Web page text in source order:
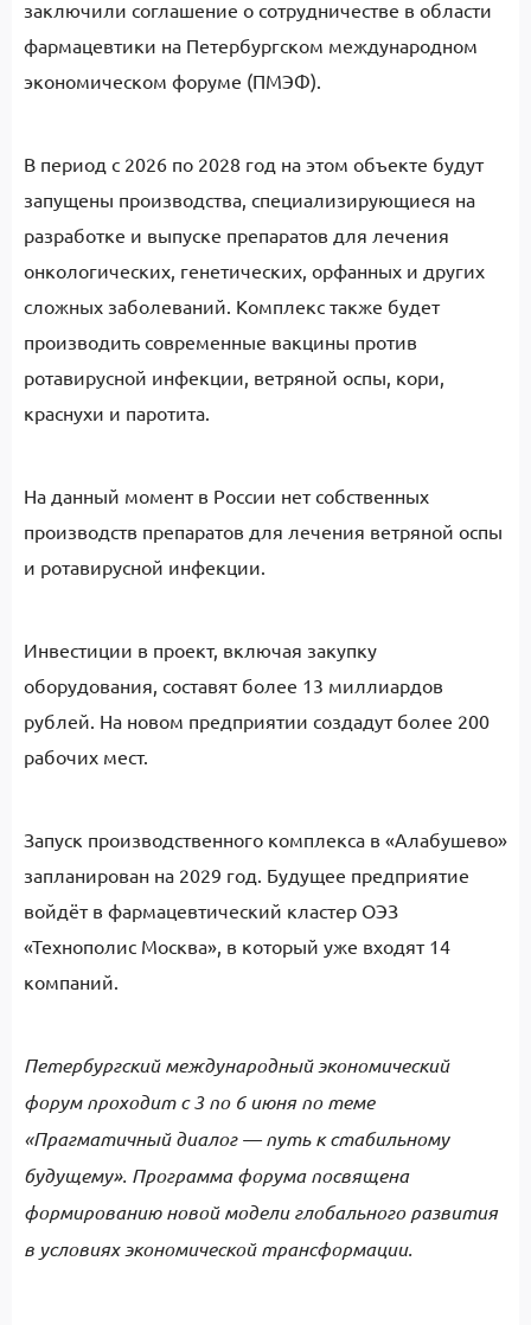
заключили соглашение о сотрудничестве в области
фармацевтики на Петербургском международном
экономическом форуме (ПМЭФ).
В период с 2026 по 2028 год на этом объекте будут
запущены производства, специализирующиеся на
разработке и выпуске препаратов для лечения
онкологических, генетических, орфанных и других
сложных заболеваний. Комплекс также будет
производить современные вакцины против
ротавирусной инфекции, ветряной оспы, кори,
краснухи и паротита.
На данный момент в России нет собственных
производств препаратов для лечения ветряной оспы
и ротавирусной инфекции.
Инвестиции в проект, включая закупку
оборудования, составят более 13 миллиардов
рублей. На новом предприятии создадут более 200
рабочих мест.
Запуск производственного комплекса в «Алабушево»
запланирован на 2029 год. Будущее предприятие
войдёт в фармацевтический кластер ОЭЗ
«Технополис Москва», в который уже входят 14
компаний.
Петербургский международный экономический
форум проходит с 3 по 6 июня по теме
«Прагматичный диалог — путь к стабильному
будущему». Программа форума посвящена
формированию новой модели глобального развития
в условиях экономической трансформации.